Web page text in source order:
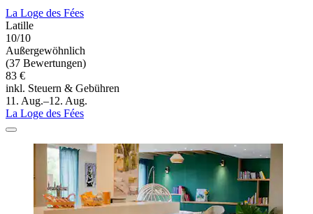
La Loge des Fées
Latille
10/10
Außergewöhnlich
(37 Bewertungen)
83 €
inkl. Steuern & Gebühren
11. Aug.–12. Aug.
La Loge des Fées